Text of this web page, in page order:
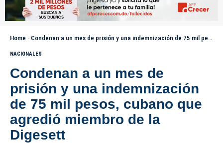
Home - Condenan a un mes de prisión y una indemnización de 75 mil pesos, cubano que agredió miembro de la Digesett
NACIONALES
Condenan a un mes de
prisión y una indemnización
de 75 mil pesos, cubano que
agredió miembro de la
Digesett